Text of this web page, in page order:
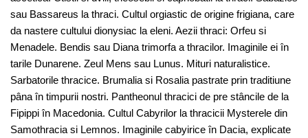
sau Bassareus la thraci. Cultul orgiastic de origine frigiana, care
da nastere cultului dionysiac la eleni. Aezii thraci: Orfeu si
Menadele. Bendis sau Diana trimorfa a thracilor. Imaginile ei în
tarile Dunarene. Zeul Mens sau Lunus. Mituri naturalistice.
Sarbatorile thracice. Brumalia si Rosalia pastrate prin traditiune
pâna în timpurii nostri. Pantheonul thracici de pre stâncile de la
Fipippi în Macedonia. Cultul Cabyrilor la thracicii Mysterele din
Samothracia si Lemnos. Imaginile cabyirice în Dacia, explicate